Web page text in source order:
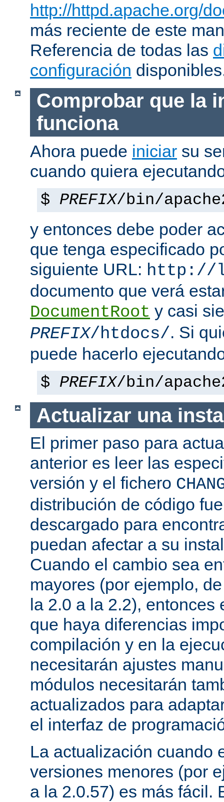
http://httpd.apache.org/
más reciente de este
Referencia de todas las
configuración
Comprobar que la
funciona
Ahora puede iniciar su
cuando quiera
$ PREFIX/bin/
y entonces debe poder
que tenga especificado
siguiente URL: http://
documento que verá
DocumentRoot y casi
PREFIX/htdocs/. Si
puede hacerlo
$ PREFIX/bin/
Actualizar una
El primer paso para
anterior es leer las
versión y el fichero
distribución de código
descargado para
puedan afectar a su
Cuando el cambio sea
mayores (por ejemplo,
la 2.0 a la 2.2), entonces
que haya diferencias
compilación y en la
necesitarán ajustes
módulos necesitarán
actualizados para
el interfaz de
La actualización cuando
versiones menores (por
a la 2.0.57) es más fácil.